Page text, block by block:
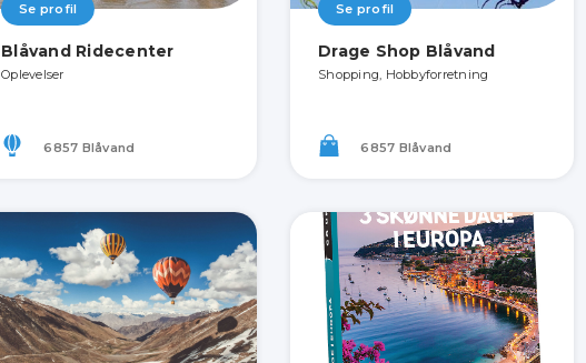
Se profil
Blåvand Ridecenter
Oplevelser
6857 Blåvand
Se profil
Drage Shop Blåvand
Shopping, Hobbyforretning
6857 Blåvand